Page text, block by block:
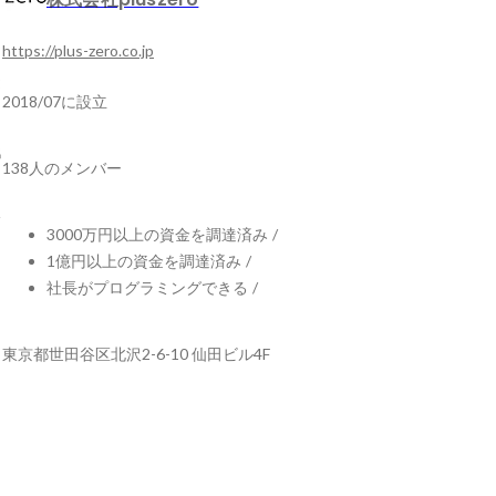
https://plus-zero.co.jp
2018/07に設立
138人のメンバー
3000万円以上の資金を調達済み /
1億円以上の資金を調達済み /
社長がプログラミングできる /
東京都世田谷区北沢2-6-10 仙田ビル4F